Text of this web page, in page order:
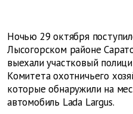
Ночью 29 октября
Лысогорском районе
выехали участковый
Комитета охотничьего
которые обнаружили на
автомобиль Lada Largus.